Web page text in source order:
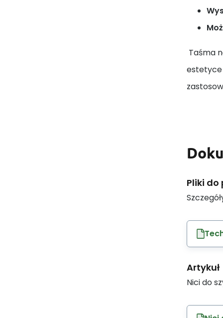
Taśma
estetyce
Pliki
Artykuł
Nici do